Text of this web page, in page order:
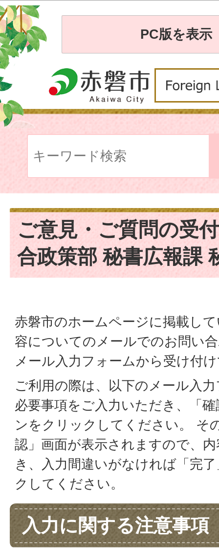
PC版を表示
ご意見・ご質問の受
合政策部 秘書広報課
赤磐市のホームページに掲載し
容についてのメールでのお問い
メール入力フォームから受け付
ご利用の際は、以下のメール入
必要事項をご入力いただき、「
ンをクリックしてください。 そ
認」画面が表示されますので、
き、入力間違いがなければ「完
クしてください。
入力に関する注意事項